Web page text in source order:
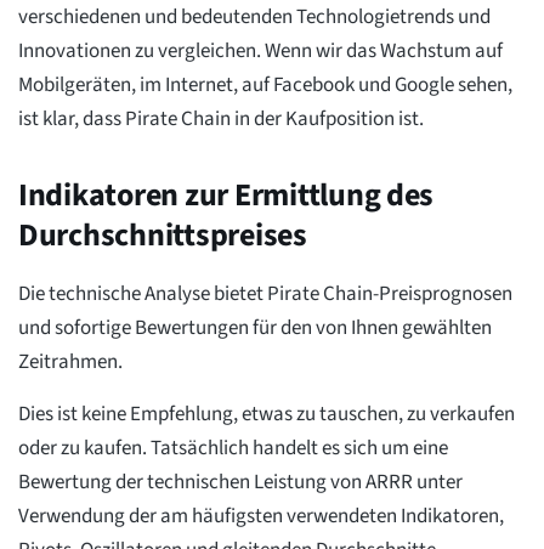
verschiedenen und bedeutenden Technologietrends und
Innovationen zu vergleichen. Wenn wir das Wachstum auf
Mobilgeräten, im Internet, auf Facebook und Google sehen,
ist klar, dass Pirate Chain in der Kaufposition ist.
Indikatoren zur Ermittlung des
Durchschnittspreises
Die technische Analyse bietet Pirate Chain-Preisprognosen
und sofortige Bewertungen für den von Ihnen gewählten
Zeitrahmen.
Dies ist keine Empfehlung, etwas zu tauschen, zu verkaufen
oder zu kaufen. Tatsächlich handelt es sich um eine
Bewertung der technischen Leistung von ARRR unter
Verwendung der am häufigsten verwendeten Indikatoren,